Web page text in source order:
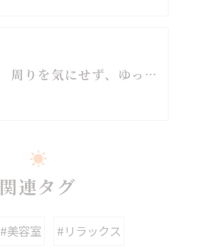
周りを気にせず、ゆったり過ごせる空間【個室美容室】
関連タグ
#美容室 #リラックス